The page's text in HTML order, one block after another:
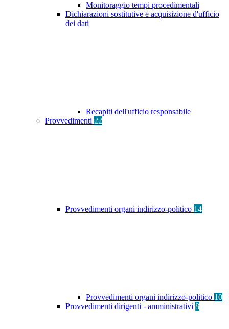
Monitoraggio tempi procedimentali
Dichiarazioni sostitutive e acquisizione d'ufficio
dei dati
Recapiti dell'ufficio responsabile
Provvedimenti 22
Provvedimenti organi indirizzo-politico 14
Provvedimenti organi indirizzo-politico 10
Provvedimenti dirigenti - amministrativi 8